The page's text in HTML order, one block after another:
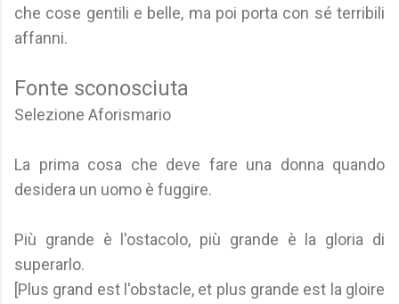
che cose gentili e belle, ma poi porta con sé terribili
affanni.
Fonte sconosciuta
Selezione Aforismario
La prima cosa che deve fare una donna quando
desidera un uomo è fuggire.
Più grande è l'ostacolo, più grande è la gloria di
superarlo.
[Plus grand est l'obstacle, et plus grande est la gloire